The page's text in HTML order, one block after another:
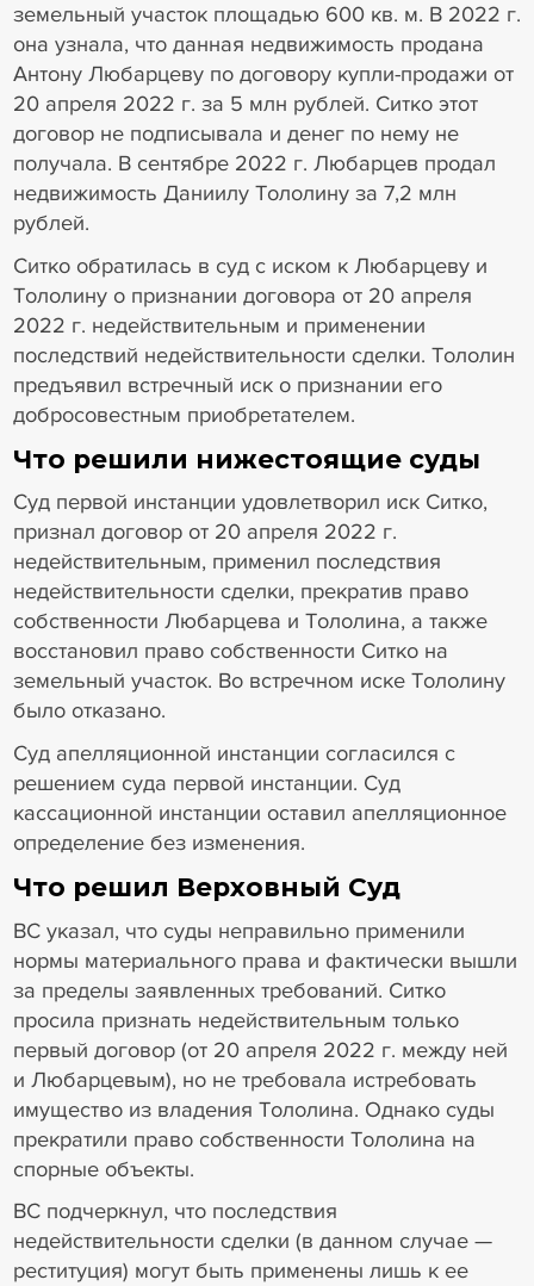
земельный участок площадью 600 кв. м. В 2022 г.
она узнала, что данная недвижимость продана
Антону Любарцеву по договору купли-продажи от
20 апреля 2022 г. за 5 млн рублей. Ситко этот
договор не подписывала и денег по нему не
получала. В сентябре 2022 г. Любарцев продал
недвижимость Даниилу Тололину за 7,2 млн
рублей.
Ситко обратилась в суд с иском к Любарцеву и
Тололину о признании договора от 20 апреля
2022 г. недействительным и применении
последствий недействительности сделки. Тололин
предъявил встречный иск о признании его
добросовестным приобретателем.
Что решили нижестоящие суды
Суд первой инстанции удовлетворил иск Ситко,
признал договор от 20 апреля 2022 г.
недействительным, применил последствия
недействительности сделки, прекратив право
собственности Любарцева и Тололина, а также
восстановил право собственности Ситко на
земельный участок. Во встречном иске Тололину
было отказано.
Суд апелляционной инстанции согласился с
решением суда первой инстанции. Суд
кассационной инстанции оставил апелляционное
определение без изменения.
Что решил Верховный Суд
ВС указал, что суды неправильно применили
нормы материального права и фактически вышли
за пределы заявленных требований. Ситко
просила признать недействительным только
первый договор (от 20 апреля 2022 г. между ней
и Любарцевым), но не требовала истребовать
имущество из владения Тололина. Однако суды
прекратили право собственности Тололина на
спорные объекты.
ВС подчеркнул, что последствия
недействительности сделки (в данном случае —
реституция) могут быть применены лишь к ее